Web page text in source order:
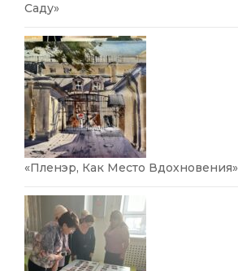
Саду»
«Пленэр, Как Место Вдохновения»